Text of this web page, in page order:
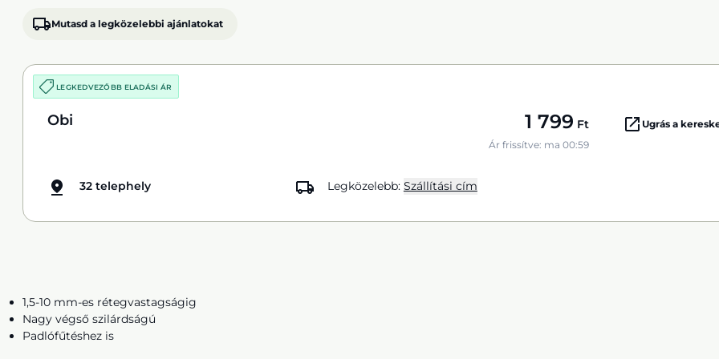
Mutasd a legközelebbi ajánlatokat
LEGKEDVEZŐBB ELADÁSI ÁR
Obi 1 799 Ft
Ár frissítve: ma 00:59
Ugrás a
32 telephely Legközelebb: Szállítási cím
1,5-10 mm-es rétegvastagságig
Nagy végső szilárdságú
Padlófűtéshez is